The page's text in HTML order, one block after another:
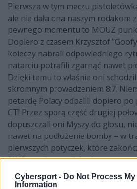
Cybersport - Do Not Process My
Information
Pierwsza w tym meczu
ale nie dała ona naszym rodakom
pewnego momentu to MOUZ
Dopiero z czasem Krzysztof
koledzy nabrali odpowiedniego
natarciu potrafili zgarnąć nawet
Dzięki temu to właśnie oni
skromnym prowadzeniem 8:7.
petardę Polacy odpalili dopiero
CT! Przez sporą część drugiej
dopuszczali oni Myszy do głosu,
nawet na podłożenie bomby – w
pierwszych potyczek, które
9INE, sztuka ta udała się graczom
organizacji zaledwie raz. Potem co
starało się jeszcze w